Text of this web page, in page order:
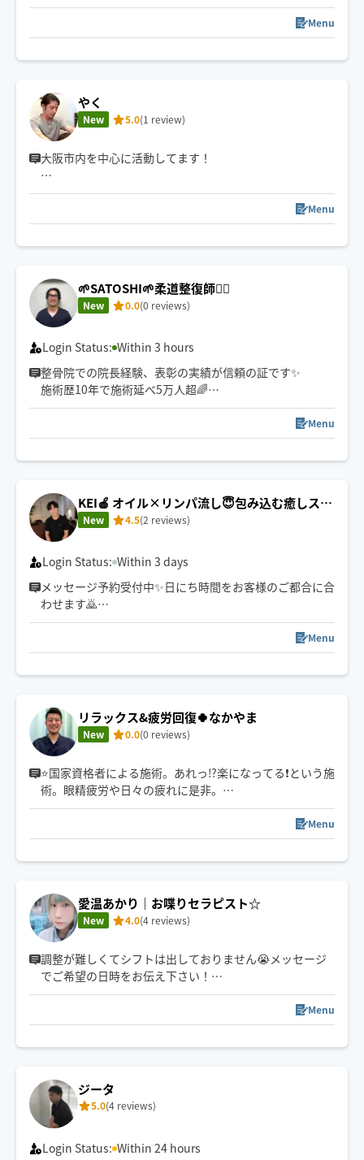
お客様がスッキリしていただくために、細やかな心遣い
中国語、韓国語にも対応できます。
我会说中文。한국어도 대응하겠어요!
Menu
やく
New 5.0(1 review)
大阪市内を中心に活動してます！
指圧はもちろん、オイル、ヘッド、
Menu
🌱‬‪SATOSHI🌱‬‪柔道整復師💆‍♀️
New 0.0(0 reviews)
Login Status: Within 3 hours
整骨院での院長経験、表彰の実績が信頼の証です✨️
施術歴10年で施術延べ5万人超🌈
ソフトな施術〜強圧までおまかせ下さい！！
Menu
KEI🍎 オイル×リンパ流し😇包み込む癒しスト
ローク
New 4.5(2 reviews)
Login Status: Within 3 days
メッセージ予約受付中✨日にち時間をお客様のご都合に合
わせます🙇
初めての方も安心して受けられる、
Menu
リラックス&疲労回復🍀なかやま
New 0.0(0 reviews)
⭐️国家資格者による施術。あれっ⁉️楽になってる❗️という施
術。眼精疲労や日々の疲れに是非。
気持ちいい😌ストレッチで、もみほぐしでは取りきれな
い筋肉のこわばりを緩めます。可動域もUP⤴️⤴️⤴️
🚃主に電車での移動になります。
💬 チャットからもお気軽にご相談ください。
Menu
愛温あかり｜お喋りセラピスト☆
New 4.0(4 reviews)
調整が難しくてシフトは出しておりません😭メッセージ
でご希望の日時をお伝え下さい！
お客様1人1人に合った癒しとは？を常に心掛けておりま
口コミのご意見、配慮面も改めて見直していきます🙇‍♀️✨
ふっとゆるむ時間を作れますように。
オイルは2種類
セサミ胡麻でツヤツヤ保湿
グレープシードでアンチエイジング
Menu
ジータ
5.0(4 reviews)
Login Status: Within 24 hours